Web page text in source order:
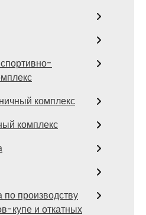
комплекс
комплекс
производству
купе и откатных